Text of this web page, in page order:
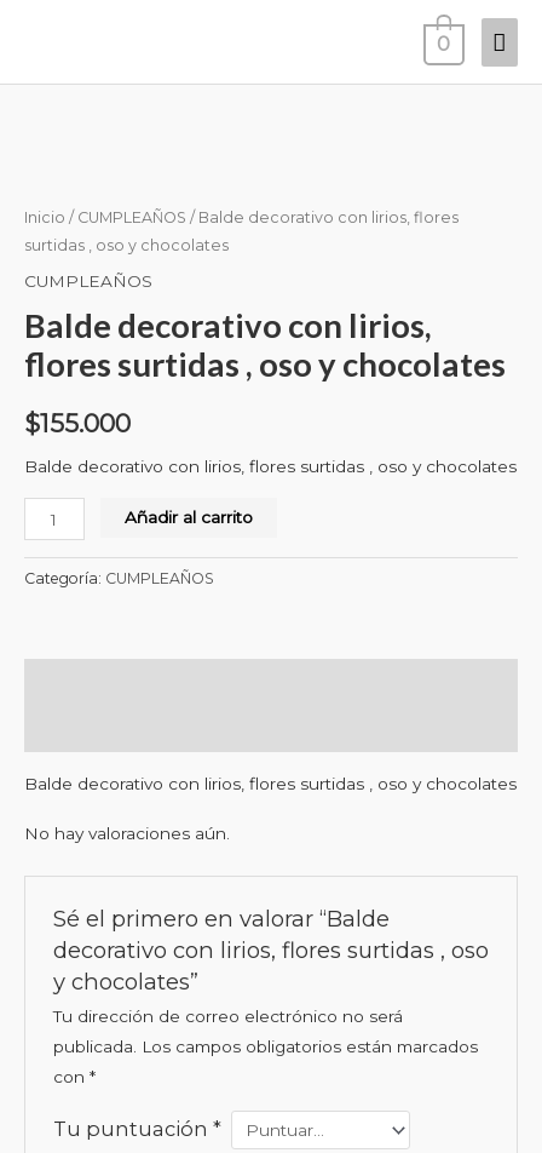
0
Inicio / CUMPLEAÑOS / Balde decorativo con lirios, flores
surtidas , oso y chocolates
CUMPLEAÑOS
Balde decorativo con lirios,
flores surtidas , oso y chocolates
$155.000
Balde decorativo con lirios, flores surtidas , oso y chocolates
lirios,
flores
surtidas
oso
y
cantidad
Añadir al carrito
Categoría: CUMPLEAÑOS
Balde decorativo con lirios, flores surtidas , oso y chocolates
No hay valoraciones aún.
Sé el primero en valorar “Balde
decorativo con lirios, flores surtidas , oso
y chocolates”
Tu dirección de correo electrónico no será
publicada.
Los campos obligatorios están marcados
con *
Tu puntuación *